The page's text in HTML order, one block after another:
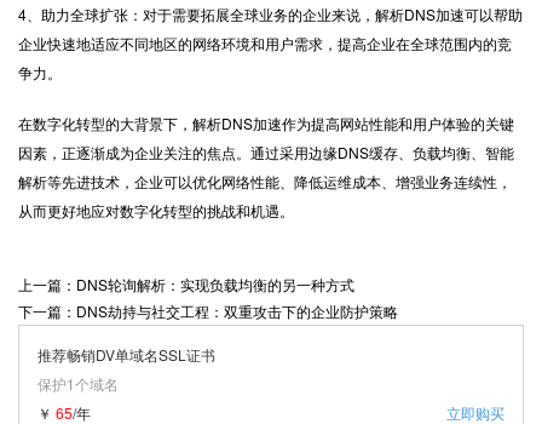
4、助力全球扩张：对于需要拓展全球业务的企业来说，解析DNS加速可以帮助
企业快速地适应不同地区的网络环境和用户需求，提高企业在全球范围内的竞
争力。
在数字化转型的大背景下，解析DNS加速作为提高网站性能和用户体验的关键
因素，正逐渐成为企业关注的焦点。通过采用边缘DNS缓存、负载均衡、智能
解析等先进技术，企业可以优化网络性能、降低运维成本、增强业务连续性，
从而更好地应对数字化转型的挑战和机遇。
上一篇：DNS轮询解析：实现负载均衡的另一种方式
下一篇：DNS劫持与社交工程：双重攻击下的企业防护策略
推荐畅销DV单域名SSL证书
保护1个域名
立即购买
￥ 65/年